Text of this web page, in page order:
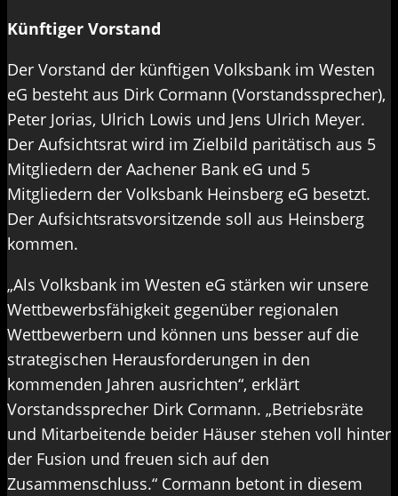
Künftiger Vorstand
Der Vorstand der künftigen Volksbank im Westen
eG besteht aus Dirk Cormann (Vorstandssprecher),
Peter Jorias, Ulrich Lowis und Jens Ulrich Meyer.
Der Aufsichtsrat wird im Zielbild paritätisch aus 5
Mitgliedern der Aachener Bank eG und 5
Mitgliedern der Volksbank Heinsberg eG besetzt.
Der Aufsichtsratsvorsitzende soll aus Heinsberg
kommen.
„Als Volksbank im Westen eG stärken wir unsere
Wettbewerbsfähigkeit gegenüber regionalen
Wettbewerbern und können uns besser auf die
strategischen Herausforderungen in den
kommenden Jahren ausrichten“, erklärt
Vorstandssprecher Dirk Cormann. „Betriebsräte
und Mitarbeitende beider Häuser stehen voll hinter
der Fusion und freuen sich auf den
Zusammenschluss.“ Cormann betont in diesem